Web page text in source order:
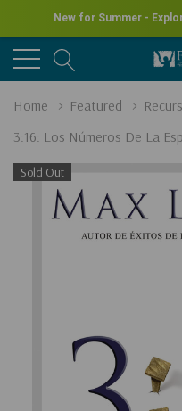
New for Summer -
Home Featured
3:16: Los Números De La
Sold Out